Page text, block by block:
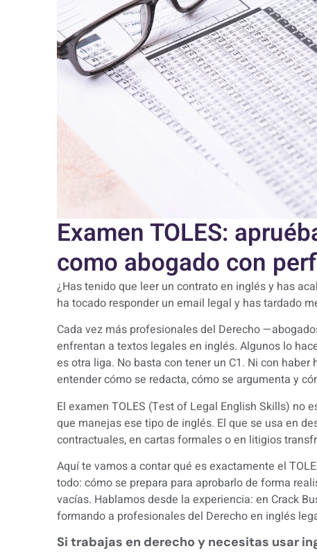
Examen TOLES:
como abogado con
¿Has tenido que leer un contrato en inglés y has
ha tocado responder un email legal y has tardado
Cada vez más profesionales del Derecho
enfrentan a textos legales en inglés. Algunos lo
es otra liga. No basta con tener un C1. Ni con
entender cómo se redacta, cómo se argumenta y
El examen TOLES (Test of Legal English Skills) no
que manejas ese tipo de inglés. El que se usa en
contractuales, en cartas formales o en litigios
Aquí te vamos a contar qué es exactamente el
todo: cómo se prepara para aprobarlo de forma
vacías. Hablamos desde la experiencia: en Crack
formando a profesionales del Derecho en inglés
Si trabajas en derecho y necesitas usar